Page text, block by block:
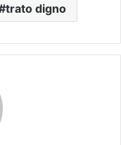
trato digno